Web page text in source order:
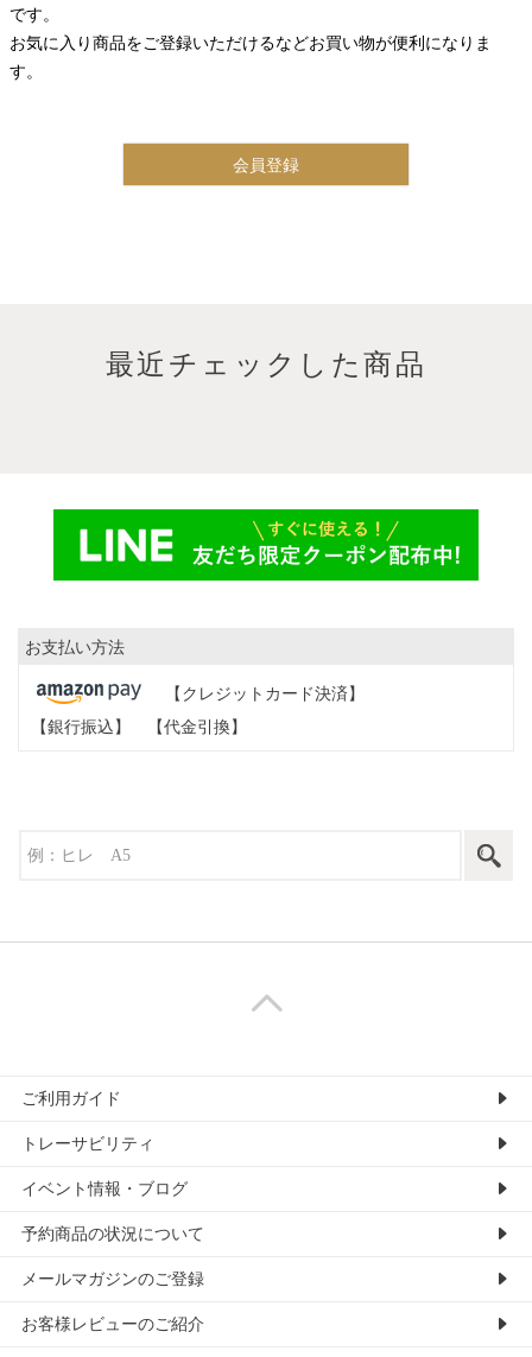
です。
お気に入り商品をご登録いただけるなどお買い物が便利になりま
す。
会員登録
最近チェックした商品
お支払い方法
【クレジットカード決済】
【銀行振込】
【代金引換】
ご利用ガイド
トレーサビリティ
イベント情報・ブログ
予約商品の状況について
メールマガジンのご登録
お客様レビューのご紹介